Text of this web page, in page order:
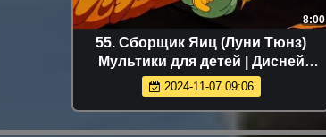
8:00
55. Сборщик Яиц (Луни Тюнз)
Мультики для детей | Дисней
Disney | Сериалы Netflix | Старые
мультики
2024-11-07 09:06